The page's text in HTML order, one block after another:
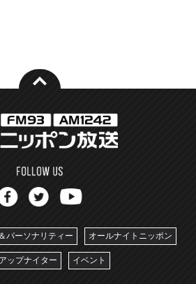
パーソナリティー オールナイトニッポン
ップナイター イベント